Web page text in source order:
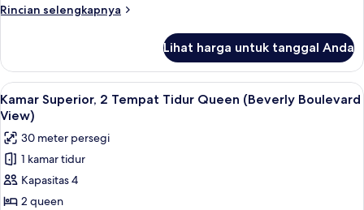
King,
Rincian selengkapnya
Rincian
Suite
Presidensial,
1
Tempat
King,
balkon
Lihat harga untuk tanggal Anda
Lihat
semua
foto
untuk
Kamar
Superior,
2
Kamar Superior, 2 Tempat Tidur
6
Kamar Superior, 2 Tempat Tidur Queen (Beverly Boulevard
View)
30 meter persegi
1 kamar tidur
Kapasitas 4
2 queen